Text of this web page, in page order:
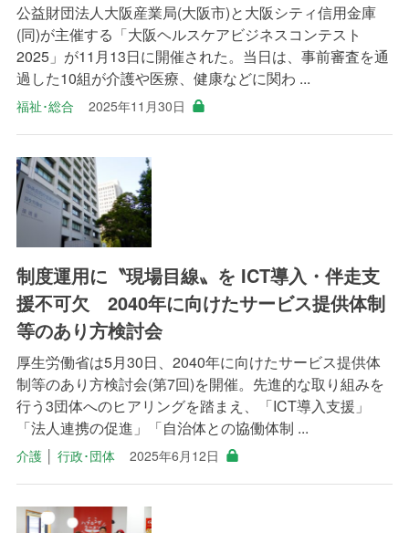
公益財団法人大阪産業局(大阪市)と大阪シティ信用金庫
(同)が主催する「大阪ヘルスケアビジネスコンテスト
2025」が11月13日に開催された。当日は、事前審査を通
過した10組が介護や医療、健康などに関わ ...
福祉･総合 2025年11月30日
制度運用に〝現場目線〟を ICT導入・伴走支
援不可欠 2040年に向けたサービス提供体制
等のあり方検討会
厚生労働省は5月30日、2040年に向けたサービス提供体
制等のあり方検討会(第7回)を開催。先進的な取り組みを
行う3団体へのヒアリングを踏まえ、「ICT導入支援」
「法人連携の促進」「自治体との協働体制 ...
介護│ 行政･団体 2025年6月12日